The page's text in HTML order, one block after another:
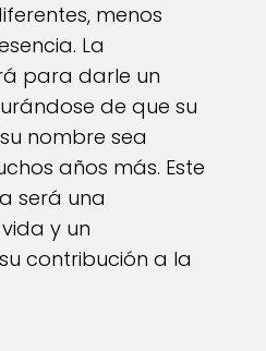
menos
La
para darle un
de que su
nombre sea
años más. Este
será una
y un
contribución a la